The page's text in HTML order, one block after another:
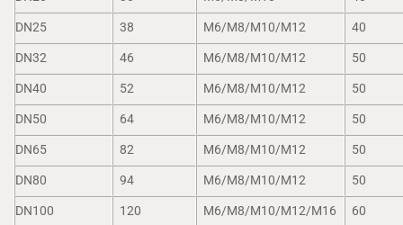
DN25
38 M6/M8/M10/M12
40
DN32
46 M6/M8/M10/M12
50
DN40
52 M6/M8/M10/M12
50
DN50
64 M6/M8/M10/M12
50
DN65
82 M6/M8/M10/M12
50
DN80
94 M6/M8/M10/M12
50
DN100
120 M6/M8/M10/M12/M16
60